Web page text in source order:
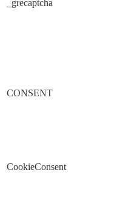
_grecaptcha
CONSENT
CookieConsent